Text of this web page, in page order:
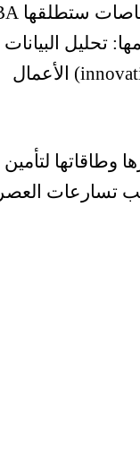
ستطلقها
تحليل البيانات
الأعمال
وطاقاتها لتأمين
تسارعات العصر